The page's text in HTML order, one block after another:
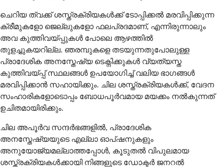
ചെറിയ ത്വക്ക് ശസ്ത്രക്രിയകൾക്ക് ടോപ്പിക്കൽ മരവിപ്പിക്കുന്ന
ക്രീമുകളോ ജെല്ലുകളോ ഫലപ്രദമാണ്, എന്നിരുന്നാലും
അവ കുത്തിവയ്പ്പുകൾ പോലെ ആഴത്തിൽ
തുളച്ചുകയറില്ല. ഞരമ്പുകളെ തടയുന്നതുപോലുള്ള
പ്രാദേശിക അനസ്തേഷ്യ ടെക്നിക്കുകൾ വ്യത്യസ്ത
കുത്തിവയ്പ്പ് സ്ഥലങ്ങൾ ഉപയോഗിച്ച് വലിയ ഭാഗങ്ങൾ
മരവിപ്പിക്കാൻ സഹായിക്കും. ചില ശസ്ത്രക്രിയകൾക്ക്, വേദന
സംഹാരികളോടൊപ്പം ബോധപൂർവമായ മയക്കം നൽകുന്നത്
ഉചിതമായിരിക്കും.
ചില അപൂർവ സന്ദർഭങ്ങളിൽ, പ്രാദേശിക
അനസ്തേഷ്യയുടെ എല്ലാ ഓപ്ഷനുകളും
അനുയോജ്യമല്ലാത്തപ്പോൾ, കൂടുതൽ വിപുലമായ
ശസ്ത്രക്രിയകൾക്കായി നിങ്ങളുടെ ഡോക്ടർ ജനറൽ